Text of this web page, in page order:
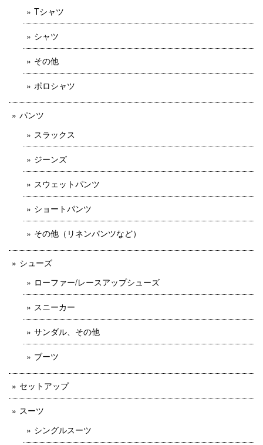
Tシャツ
シャツ
その他
ポロシャツ
パンツ
スラックス
ジーンズ
スウェットパンツ
ショートパンツ
その他（リネンパンツなど）
シューズ
ローファー/レースアップシューズ
スニーカー
サンダル、その他
ブーツ
セットアップ
スーツ
シングルスーツ